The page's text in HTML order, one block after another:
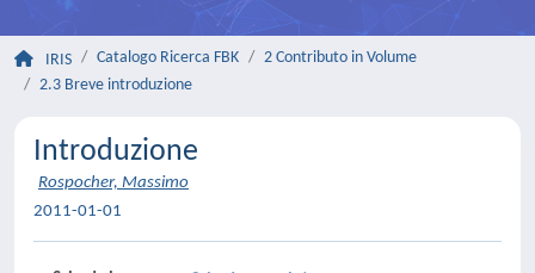
IRIS Catalogo Ricerca FBK
2 Contributo in Volume
2.3 Breve introduzione
Introduzione
Rospocher, Massimo
2011-01-01